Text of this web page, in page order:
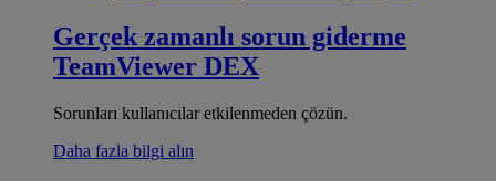
Gerçek zamanlı sorun giderme
TeamViewer DEX
Sorunları kullanıcılar etkilenmeden çözün.
Daha fazla bilgi alın